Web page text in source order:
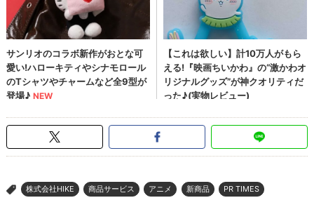
> 株式会社HIKE 商品サービス アニメ 新商品 PR TIMES